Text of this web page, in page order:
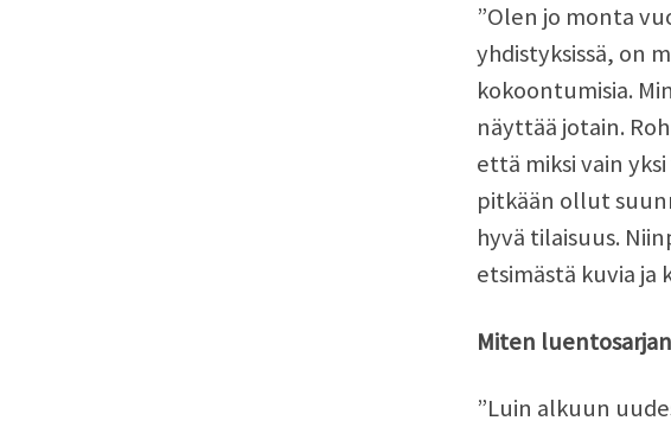
”Olen jo monta
yhdistyksissä, on
kokoontumisia.
näyttää jotain.
että miksi vain
pitkään ollut
hyvä tilaisuus.
etsimästä kuvia
Miten
”Luin alkuun